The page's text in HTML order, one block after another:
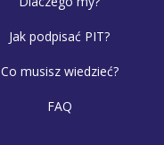
Jak podpisać PIT?
Co musisz wiedzieć?
FAQ